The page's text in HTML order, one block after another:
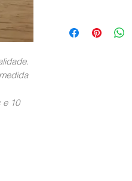
e 10